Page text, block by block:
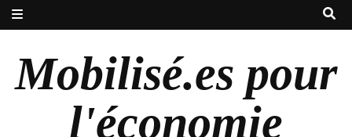
Mobilisé.es pour
l'économie